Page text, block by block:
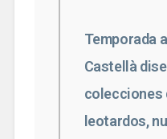
Temporada
Castellà
colecciones
leotardos,